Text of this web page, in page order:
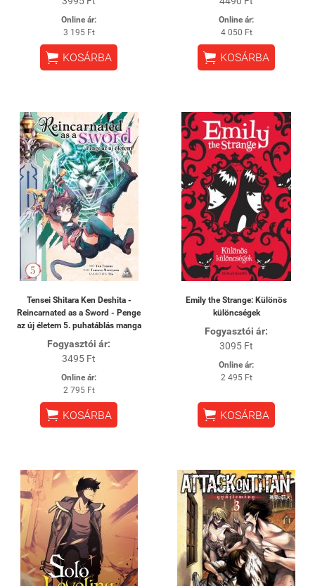
Online ár:
3 195 Ft
 KOSÁRBA
Online ár:
4 050 Ft
 KOSÁRBA
Tensei Shitara Ken Deshita -
Reincarnated as a Sword - Penge
az új életem 5. puhatáblás manga
Fogyasztói ár:
3495 Ft
Online ár:
2 795 Ft
 KOSÁRBA
Emily the Strange: Különös
különcségek
Fogyasztói ár:
3095 Ft
Online ár:
2 495 Ft
 KOSÁRBA